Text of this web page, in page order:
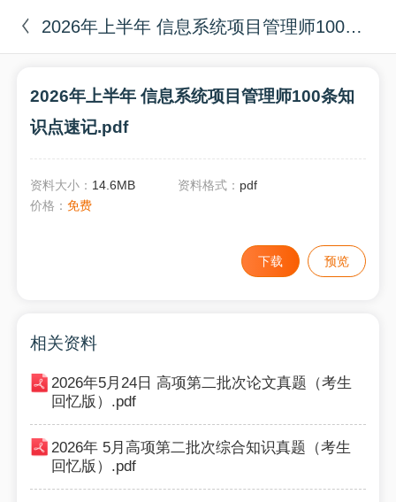
2026年上半年 信息系统项目管理师100条知识点速记.pdf
2026年上半年 信息系统项目管理师100条知
识点速记.pdf
资料大小： 14.6MB 资料格式： pdf
价格：免费
下载 预览
相关资料
2026年5月24日 高项第二批次论文真题（考生
回忆版）.pdf
2026年 5月高项第二批次综合知识真题（考生
回忆版）.pdf